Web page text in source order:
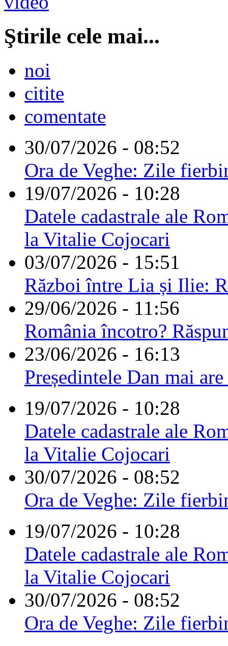
Ştirile cele mai...
noi
citite
comentate
30/07/2026 - 08:52
Ora de Veghe: Zile
19/07/2026 - 10:28
Datele cadastrale ale
la Vitalie Cojocari
03/07/2026 - 15:51
Război între Lia și Ilie:
29/06/2026 - 11:56
România încotro?
23/06/2026 - 16:13
Președintele Dan mai
19/07/2026 - 10:28
Datele cadastrale ale
la Vitalie Cojocari
30/07/2026 - 08:52
Ora de Veghe: Zile
19/07/2026 - 10:28
Datele cadastrale ale
la Vitalie Cojocari
30/07/2026 - 08:52
Ora de Veghe: Zile